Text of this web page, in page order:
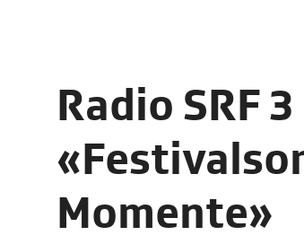
Radio SRF
Momente»